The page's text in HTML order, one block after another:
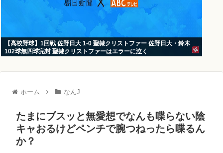
【高校野球】1回戦 佐野日大 1-0 聖隷クリストファー 佐野日大・鈴木
102球無四球完封 聖隷クリストファーはエラーに泣く
ホーム なんJ
たまにブスッと無愛想でなんも喋らない陰
キャおるけどペンチで腕つねったら喋るん
か？